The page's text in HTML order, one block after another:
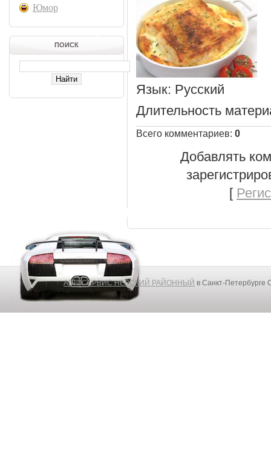
Юмор
ПОИСК
Язык: Русский
Длительность
Всего комментариев: 0
Добавлять
[
АВТОСЕРВИС НЕВСКИЙ РАЙОННЫЙ в Санкт-Петербурге